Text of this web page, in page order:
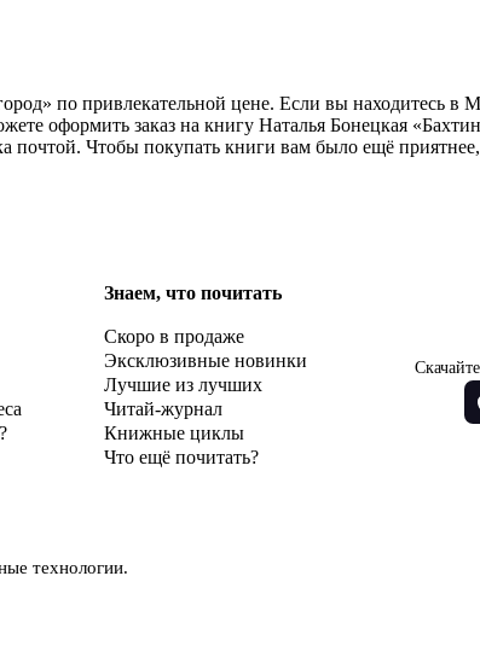
по привлекательной цене. Если вы находитесь в
оформить заказ на книгу Наталья Бонецкая
почтой. Чтобы покупать книги вам было ещё
Знаем, что почитать
Скоро в продаже
Эксклюзивные новинки
Лучшие из лучших
Читай-журнал
Книжные циклы
Что ещё почитать?
технологии.